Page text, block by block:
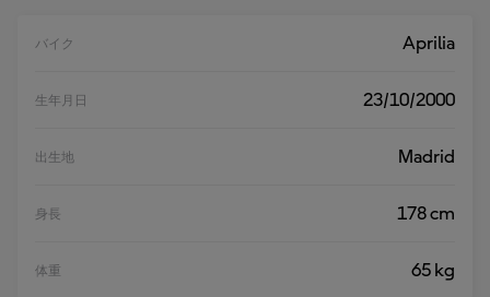
バイク Aprilia
生年月日 23/10/2000
出生地 Madrid
身長 178 cm
体重 65 kg